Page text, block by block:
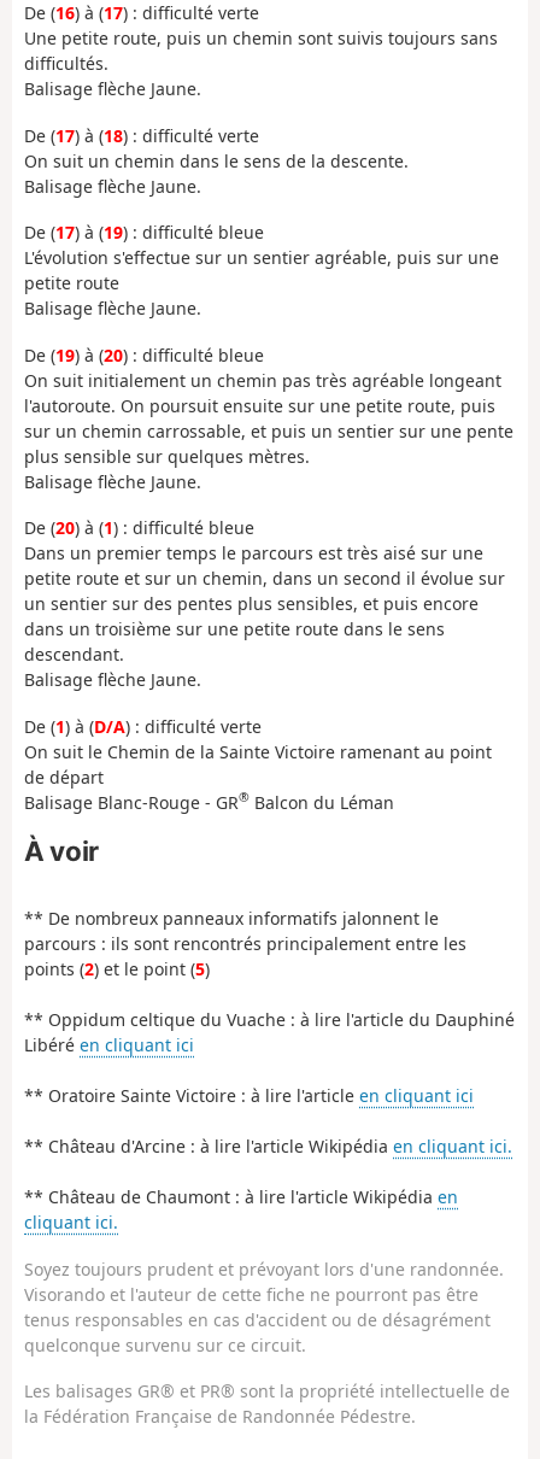
De (16) à (17) : difficulté verte
Une petite route, puis un chemin sont suivis toujours sans
difficultés.
Balisage flèche Jaune.
De (17) à (18) : difficulté verte
On suit un chemin dans le sens de la descente.
Balisage flèche Jaune.
De (17) à (19) : difficulté bleue
L'évolution s'effectue sur un sentier agréable, puis sur une
petite route
Balisage flèche Jaune.
De (19) à (20) : difficulté bleue
On suit initialement un chemin pas très agréable longeant
l'autoroute. On poursuit ensuite sur une petite route, puis
sur un chemin carrossable, et puis un sentier sur une pente
plus sensible sur quelques mètres.
Balisage flèche Jaune.
De (20) à (1) : difficulté bleue
Dans un premier temps le parcours est très aisé sur une
petite route et sur un chemin, dans un second il évolue sur
un sentier sur des pentes plus sensibles, et puis encore
dans un troisième sur une petite route dans le sens
descendant.
Balisage flèche Jaune.
De (1) à (D/A) : difficulté verte
On suit le Chemin de la Sainte Victoire ramenant au point
de départ
Balisage Blanc-Rouge - GR® Balcon du Léman
À voir
** De nombreux panneaux informatifs jalonnent le
parcours : ils sont rencontrés principalement entre les
points (2) et le point (5)
** Oppidum celtique du Vuache : à lire l'article du Dauphiné
Libéré en cliquant ici
** Oratoire Sainte Victoire : à lire l'article en cliquant ici
** Château d'Arcine : à lire l'article Wikipédia en cliquant ici.
** Château de Chaumont : à lire l'article Wikipédia en
cliquant ici.
Soyez toujours prudent et prévoyant lors d'une randonnée.
Visorando et l'auteur de cette fiche ne pourront pas être
tenus responsables en cas d'accident ou de désagrément
quelconque survenu sur ce circuit.
Les balisages GR® et PR® sont la propriété intellectuelle de
la Fédération Française de Randonnée Pédestre.